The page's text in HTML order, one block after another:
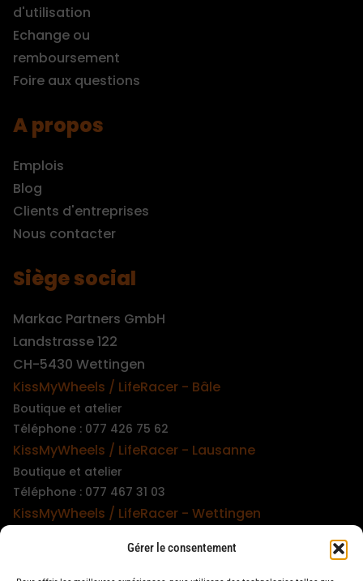
Gérer le consentement
d'utilisation
Echange ou
remboursement
Foire aux questions
A propos
Emplois
Blog
Clients d'entreprises
Nous contacter
Siège social
Markac Partners GmbH
Landstrasse 122
CH-5430 Wettingen
KissMyWheels / LifeRacer - Bâle
Boutique et atelier
Téléphone : 077 426 75 62
KissMyWheels / LifeRacer - Lausanne
Boutique et atelier
Téléphone : 077 467 31 03
KissMyWheels / LifeRacer - Wettingen
Téléphone : 079 747 00 36
KissMyWheels / LifeRacer - Zürich Unterstrass